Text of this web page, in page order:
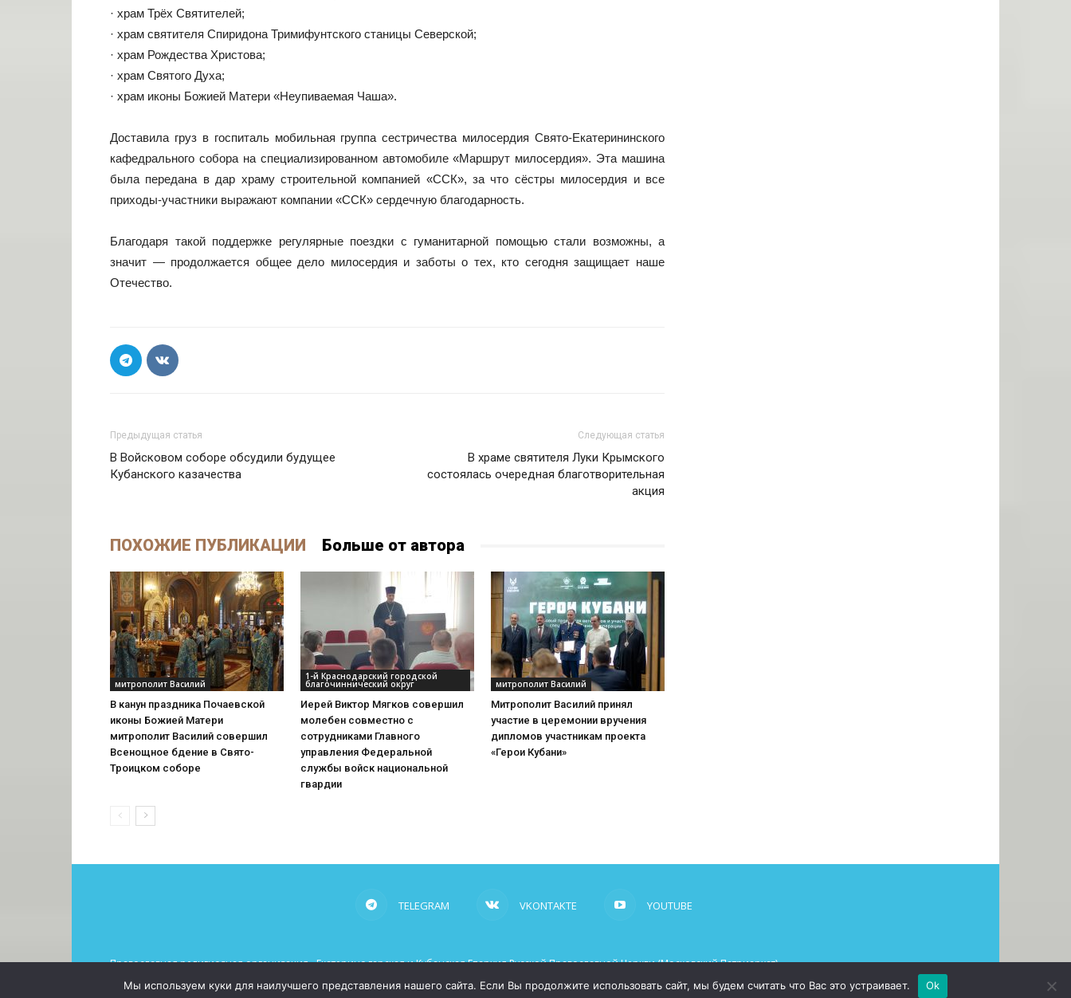
· храм Трёх Святителей;
· храм святителя Спиридона Тримифунтского станицы Северской;
· храм Рождества Христова;
· храм Святого Духа;
· храм иконы Божией Матери «Неупиваемая Чаша».
Доставила груз в госпиталь мобильная группа сестричества милосердия Свято-Екатерининского
кафедрального собора на специализированном автомобиле «Маршрут милосердия». Эта машина
была передана в дар храму строительной компанией «ССК», за что сёстры милосердия и все
приходы-участники выражают компании «ССК» сердечную благодарность.
Благодаря такой поддержке регулярные поездки с гуманитарной помощью стали возможны, а
значит — продолжается общее дело милосердия и заботы о тех, кто сегодня защищает наше
Отечество.
Предыдущая статья
В Войсковом соборе обсудили будущее
Кубанского казачества
Следующая статья
В храме святителя Луки Крымского
состоялась очередная благотворительная
акция
ПОХОЖИЕ ПУБЛИКАЦИИ Больше от автора
митрополит Василий
В канун праздника Почаевской
иконы Божией Матери
митрополит Василий совершил
Всенощное бдение в Свято-
Троицком соборе
1-й Краснодарский городской
благочиннический округ
Иерей Виктор Мягков совершил
молебен совместно с
сотрудниками Главного
управления Федеральной
службы войск национальной
гвардии
митрополит Василий
Митрополит Василий принял
участие в церемонии вручения
дипломов участникам проекта
«Герои Кубани»
TELEGRAM VKONTAKTE YOUTUBE
Православная религиозная организация «Екатеринодарская и Кубанская Епархия Русской Православной Церкви (Московский Патриархат)»
При использовании материалов просьба указывать рабочие ссылки на сайт mitropoliakuban.ru
© 2026 Все права защищены
Мы используем куки для наилучшего представления нашего сайта. Если Вы продолжите использовать сайт, мы будем считать что Вас это устраивает. Ok